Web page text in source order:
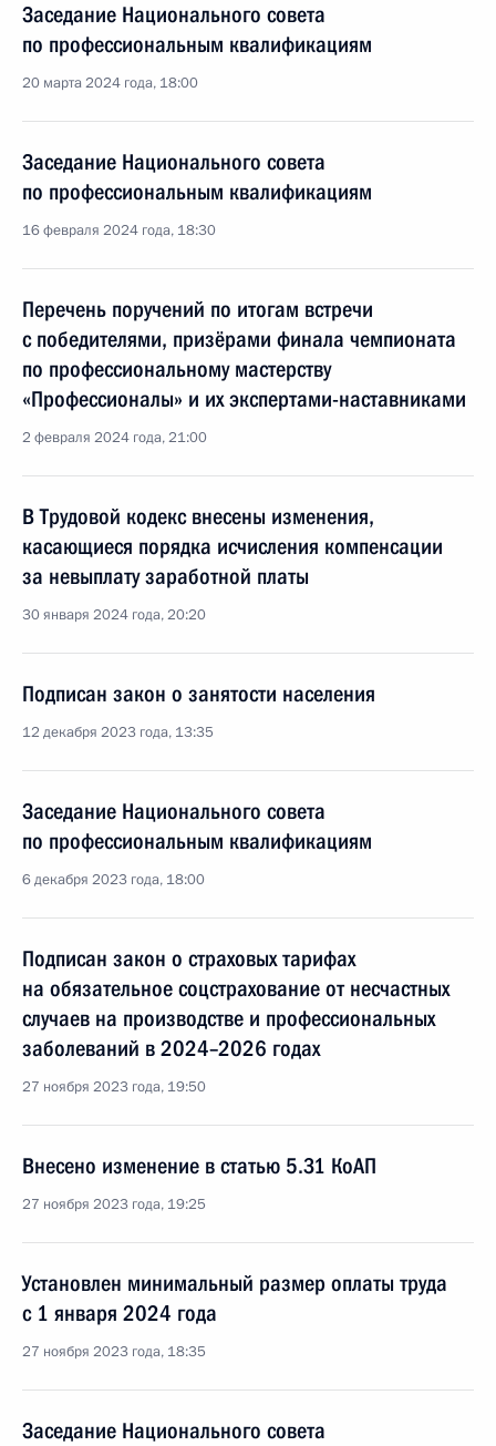
Заседание Национального совета
по профессиональным квалификациям
20 марта 2024 года, 18:00
Заседание Национального совета
по профессиональным квалификациям
16 февраля 2024 года, 18:30
Перечень поручений по итогам встречи
с победителями, призёрами финала чемпионата
по профессиональному мастерству
«Профессионалы» и их экспертами-наставниками
2 февраля 2024 года, 21:00
В Трудовой кодекс внесены изменения,
касающиеся порядка исчисления компенсации
за невыплату заработной платы
30 января 2024 года, 20:20
Подписан закон о занятости населения
12 декабря 2023 года, 13:35
Заседание Национального совета
по профессиональным квалификациям
6 декабря 2023 года, 18:00
Подписан закон о страховых тарифах
на обязательное соцстрахование от несчастных
случаев на производстве и профессиональных
заболеваний в 2024–2026 годах
27 ноября 2023 года, 19:50
Внесено изменение в статью 5.31 КоАП
27 ноября 2023 года, 19:25
Установлен минимальный размер оплаты труда
с 1 января 2024 года
27 ноября 2023 года, 18:35
Заседание Национального совета